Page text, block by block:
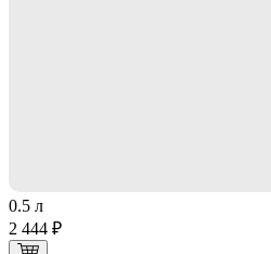
0.5 л
2 444 ₽